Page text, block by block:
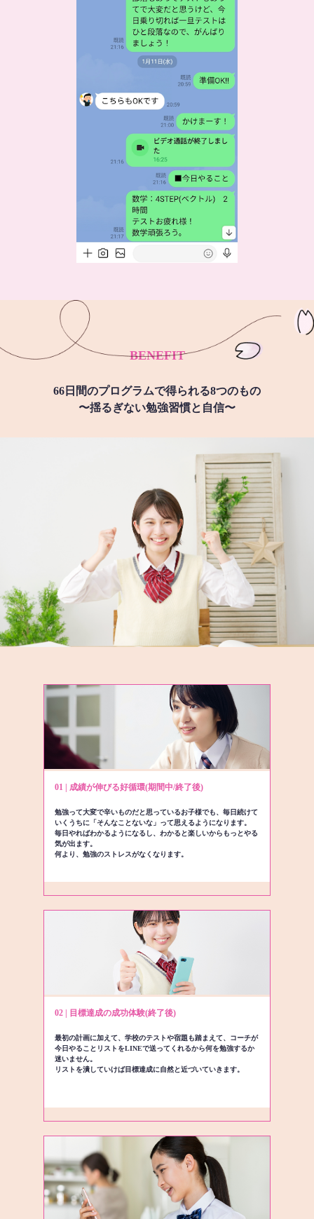
BENEFIT
66日間のプログラムで得られる8つのもの
〜揺るぎない勉強習慣と自信〜
01 | 成績が伸びる好循環(期間中/終了後)
勉強って大変で辛いものだと思っているお子様でも、毎日続けて
いくうちに「そんなことないな」って思えるようになります。
毎日やればわかるようになるし、わかると楽しいからもっとやる
気が出ます。
何より、勉強のストレスがなくなります。
02 | 目標達成の成功体験(終了後)
最初の計画に加えて、学校のテストや宿題も踏まえて、コーチが
今日やることリストをLINEで送ってくれるから何を勉強するか
迷いません。
リストを潰していけば目標達成に自然と近づいていきます。